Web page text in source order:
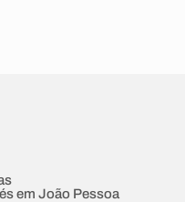
em João Pessoa